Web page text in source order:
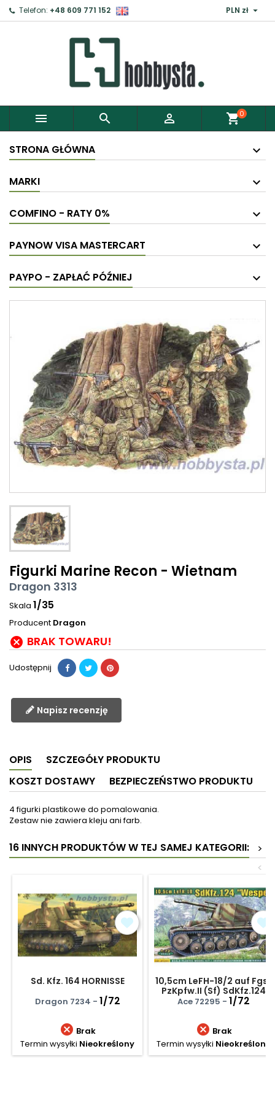
Telefon: +48 609 771 152 PLN zł 
   shopping_cart0
STRONA GŁÓWNA
MARKI
COMFINO - RATY 0%
PAYNOW VISA MASTERCART
PAYPO - ZAPŁAĆ PÓŹNIEJ
Figurki Marine Recon - Wietnam
Dragon 3313
Skala 1/35
Producent Dragon
 BRAK TOWARU!
Udostępnij
Napisz recenzję
OPIS
SZCZEGÓŁY PRODUKTU
KOSZT DOSTAWY
BEZPIECZEŃSTWO PRODUKTU
4 figurki plastikowe do pomalowania.
Zestaw nie zawiera kleju ani farb.
16 INNYCH PRODUKTÓW W TEJ SAMEJ KATEGORII:
>
<
Sd. Kfz. 164 HORNISSE
Dragon 7234 - 1/72
 Brak
Termin wysyłki Nieokreślony
10,5cm LeFH-18/2 auf Fgst
PzKpfw.II (Sf) SdKfz.124
Wespe
Ace 72295 - 1/72
 Brak
Termin wysyłki Nieokreślony